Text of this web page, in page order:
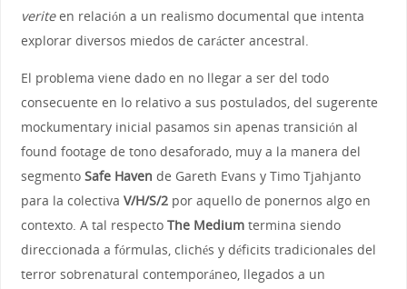
veriteen relación a un realismo documental que intenta
explorar diversos miedos de carácter ancestral.
El problema viene dado en no llegar a ser del todo
consecuente en lo relativo a sus postulados, del sugerente
mockumentary inicial pasamos sin apenas transición al
found footage de tono desaforado, muy a la manera del
segmento Safe Haven de Gareth Evans y Timo Tjahjanto
para la colectiva V/H/S/2por aquello de ponernos algo en
contexto. A tal respectoThe Mediumtermina siendo
direccionada a fórmulas, clichés y déficits tradicionales del
terror sobrenatural contemporáneo, llegados a un